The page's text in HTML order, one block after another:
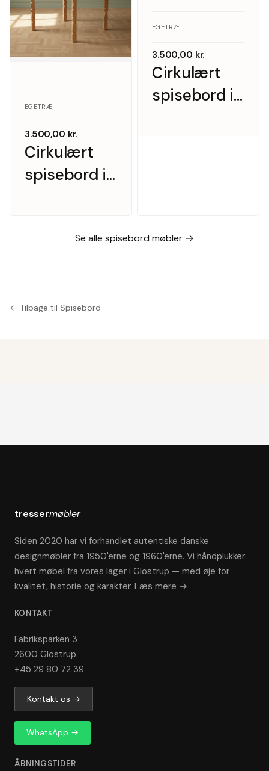
Cirkulært
spisebord i
tillægsplade
EGETRÆ
3.500,00 kr.
Cirkulært
spisebord i
EGETRÆ
3.500,00 kr.
Se alle spisebord møbler →
← Tilbage til Spisebord
tressermøbler
Siden 2020 har vi forhandlet autentiske danske
designmøbler fra 1950'erne og 1960'erne. Vi håndplukker
hvert møbel fra vores lager i Glostrup — med øje for
kvalitet, historie og karakter. Læs mere →
KONTAKT
Fabriksparken 3
2600 Glostrup
+45 29 80 72 39
Kontakt os →
WhatsApp →
ÅBNINGSTIDER